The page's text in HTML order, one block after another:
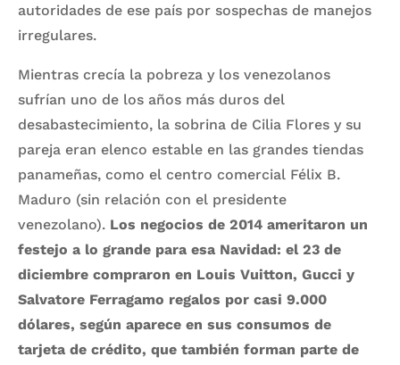
autoridades de ese país por sospechas de manejos
irregulares.
Mientras crecía la pobreza y los venezolanos
sufrían uno de los años más duros del
desabastecimiento, la sobrina de Cilia Flores y su
pareja eran elenco estable en las grandes tiendas
panameñas, como el centro comercial Félix B.
Maduro (sin relación con el presidente
venezolano). Los negocios de 2014 ameritaron un
festejo a lo grande para esa Navidad: el 23 de
diciembre compraron en Louis Vuitton, Gucci y
Salvatore Ferragamo regalos por casi 9.000
dólares, según aparece en sus consumos de
tarjeta de crédito, que también forman parte de